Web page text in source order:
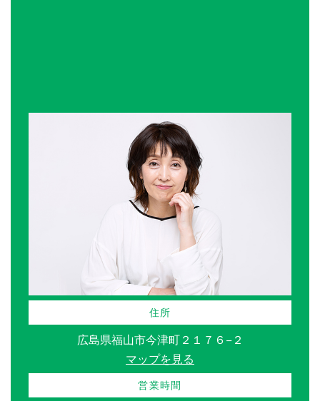
住所
広島県福山市今津町２１７６−２
マップを見る
営業時間